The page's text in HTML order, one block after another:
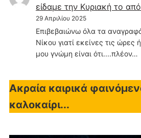
είδαμε την Κυριακή το
29 Απριλίου 2025
Επιβεβαιώνω όλα τα
Νίκου γιατί εκείνες τις ώρες
μου γνώμη είναι ότι....πλέον…
Ακραία καιρικά
καλοκαίρι...